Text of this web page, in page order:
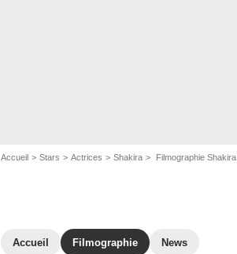
Accueil Stars Actrices Shakira Filmographie Shakira
Accueil Filmographie News